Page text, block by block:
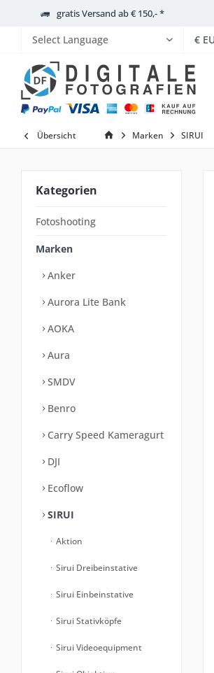
gratis Versand ab € 150,- *
Powered by
Übersicht Marken SIRUI
Kategorien
Fotoshooting
Marken
Anker
Aurora Lite Bank
AOKA
Aura
SMDV
Benro
Carry Speed Kameragurt
DJI
Ecoflow
SIRUI
Aktion
Sirui Dreibeinstative
Sirui Einbeinstative
Sirui Stativköpfe
Sirui Videoequipment